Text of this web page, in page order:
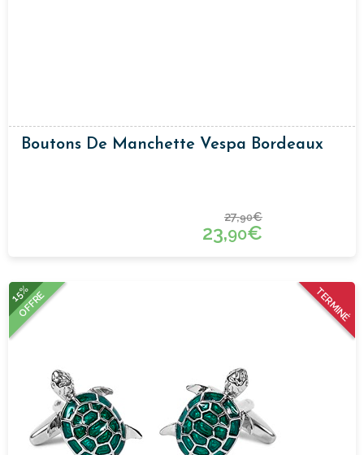
Boutons De Manchette Vespa Bordeaux
27,90€
23,90€
TERMINÉ
15%
OFFRE